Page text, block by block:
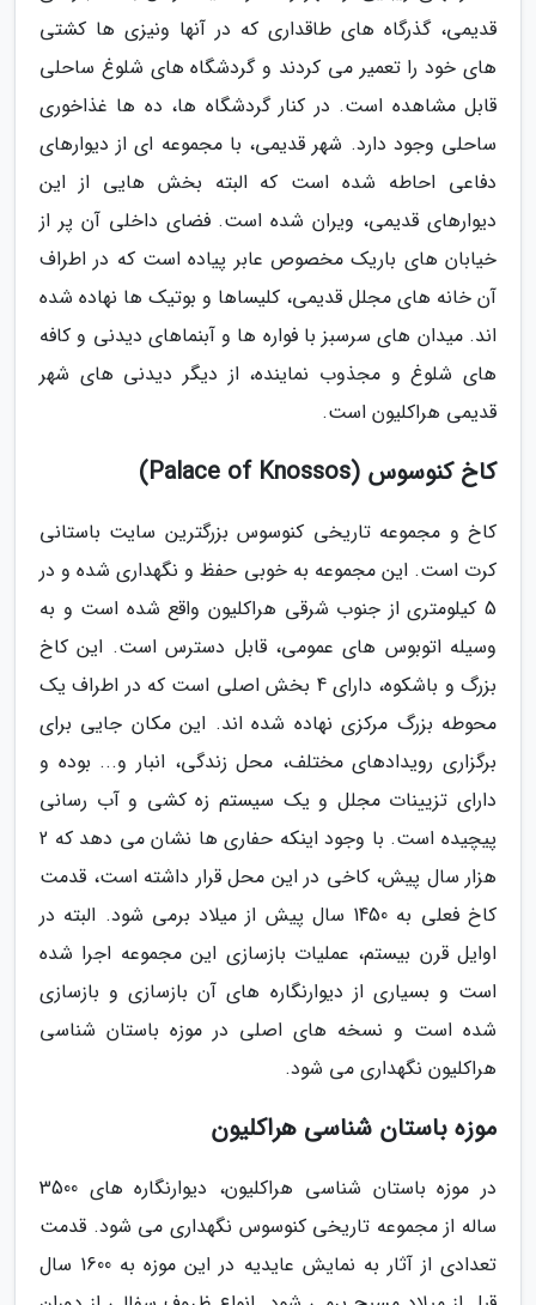
قدیمی، گذرگاه های طاقداری که در آنها ونیزی ها کشتی
های خود را تعمیر می کردند و گردشگاه های شلوغ ساحلی
قابل مشاهده است. در کنار گردشگاه ها، ده ها غذاخوری
ساحلی وجود دارد. شهر قدیمی، با مجموعه ای از دیوارهای
دفاعی احاطه شده است که البته بخش هایی از این
دیوارهای قدیمی، ویران شده است. فضای داخلی آن پر از
خیابان های باریک مخصوص عابر پیاده است که در اطراف
آن خانه های مجلل قدیمی، کلیساها و بوتیک ها نهاده شده
اند. میدان های سرسبز با فواره ها و آبنماهای دیدنی و کافه
های شلوغ و مجذوب نماینده، از دیگر دیدنی های شهر
قدیمی هراکلیون است.
کاخ کنوسوس (Palace of Knossos)
کاخ و مجموعه تاریخی کنوسوس بزرگترین سایت باستانی
کرت است. این مجموعه به خوبی حفظ و نگهداری شده و در
5 کیلومتری از جنوب شرقی هراکلیون واقع شده است و به
وسیله اتوبوس های عمومی، قابل دسترس است. این کاخ
بزرگ و باشکوه، دارای 4 بخش اصلی است که در اطراف یک
محوطه بزرگ مرکزی نهاده شده اند. این مکان جایی برای
برگزاری رویدادهای مختلف، محل زندگی، انبار و... بوده و
دارای تزیینات مجلل و یک سیستم زه کشی و آب رسانی
پیچیده است. با وجود اینکه حفاری ها نشان می دهد که 2
هزار سال پیش، کاخی در این محل قرار داشته است، قدمت
کاخ فعلی به 1450 سال پیش از میلاد برمی شود. البته در
اوایل قرن بیستم، عملیات بازسازی این مجموعه اجرا شده
است و بسیاری از دیوارنگاره های آن بازسازی و بازسازی
شده است و نسخه های اصلی در موزه باستان شناسی
هراکلیون نگهداری می شود.
موزه باستان شناسی هراکلیون
در موزه باستان شناسی هراکلیون، دیوارنگاره های 3500
ساله از مجموعه تاریخی کنوسوس نگهداری می شود. قدمت
تعدادی از آثار به نمایش عایدیه در این موزه به 1600 سال